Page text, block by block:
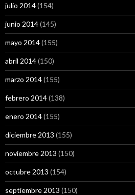
julio 2014(154)
junio 2014(145)
mayo 2014(155)
abril 2014(150)
marzo 2014(155)
febrero 2014(138)
enero 2014(155)
diciembre 2013 (155)
noviembre 2013 (150)
octubre 2013 (154)
septiembre 2013 (150)